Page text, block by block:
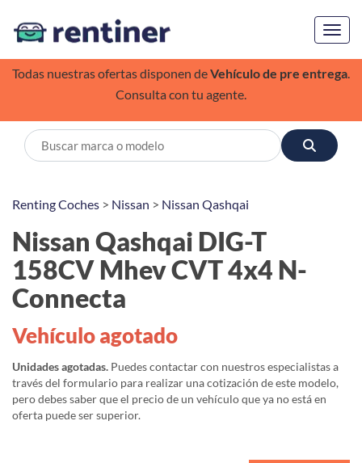
Todas nuestras ofertas disponen deVehículo de pre entrega.
Consulta con tu agente.
Renting Coches > Nissan > Nissan Qashqai
Nissan Qashqai DIG-T
158CV Mhev CVT 4x4 N-
Connecta
Vehículo agotado
Unidades agotadas. Puedes contactar con nuestros especialistas a
través del formulario para realizar una cotización de este modelo,
pero debes saber que el precio de un vehículo que ya no está en
oferta puede ser superior.